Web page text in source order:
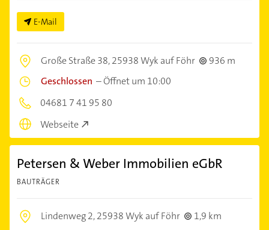
E-Mail
Große Straße 38,25938 Wyk auf Föhr
936 m
Geschlossen –Öffnet um 10:00
04681 7 41 95 80
Webseite
Petersen & Weber Immobilien eGbR
BAUTRÄGER
Lindenweg 2,25938 Wyk auf Föhr
1,9 km